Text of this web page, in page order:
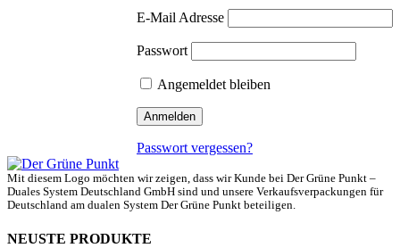
E-Mail Adresse
Passwort
Angemeldet bleiben
Passwort vergessen?
Mit diesem Logo möchten wir zeigen, dass wir Kunde bei Der Grüne Punkt –
Duales System Deutschland GmbH sind und unsere Verkaufsverpackungen für
Deutschland am dualen System Der Grüne Punkt beteiligen.
NEUSTE PRODUKTE